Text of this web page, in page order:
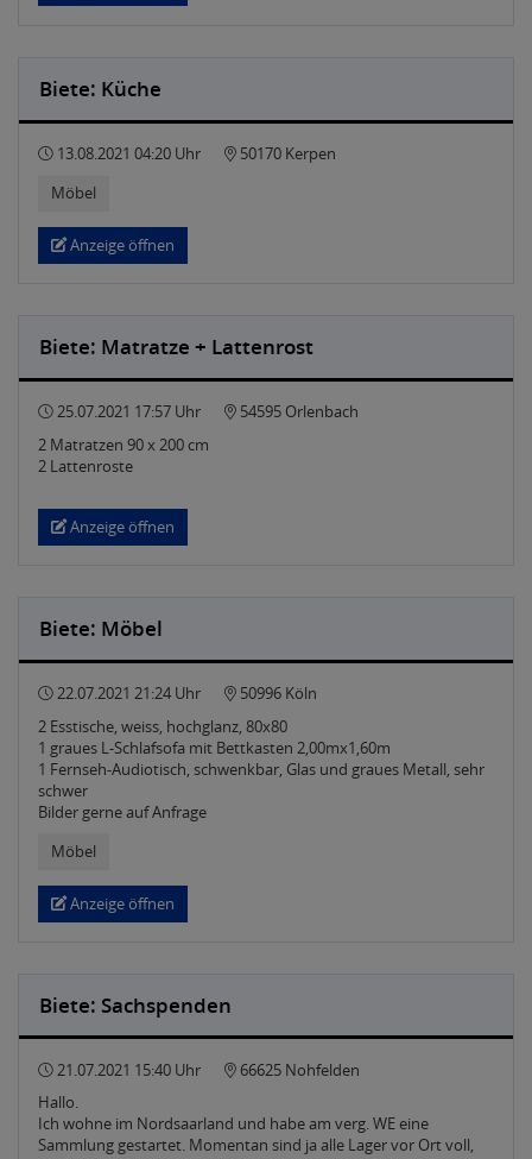
Biete: Küche
13.08.2021 04:20 Uhr
50170 Kerpen
Möbel
Anzeige öffnen
Biete: Matratze + Lattenrost
25.07.2021 17:57 Uhr
54595 Orlenbach
2 Matratzen 90 x 200 cm
2 Lattenroste
Anzeige öffnen
Biete: Möbel
22.07.2021 21:24 Uhr
50996 Köln
2 Esstische, weiss, hochglanz, 80x80
1 graues L-Schlafsofa mit Bettkasten 2,00mx1,60m
1 Fernseh-Audiotisch, schwenkbar, Glas und graues Metall, sehr
schwer
Bilder gerne auf Anfrage
Möbel
Anzeige öffnen
Biete: Sachspenden
21.07.2021 15:40 Uhr
66625 Nohfelden
Hallo.
Ich wohne im Nordsaarland und habe am verg. WE eine
Sammlung gestartet. Momentan sind ja alle Lager vor Ort voll,